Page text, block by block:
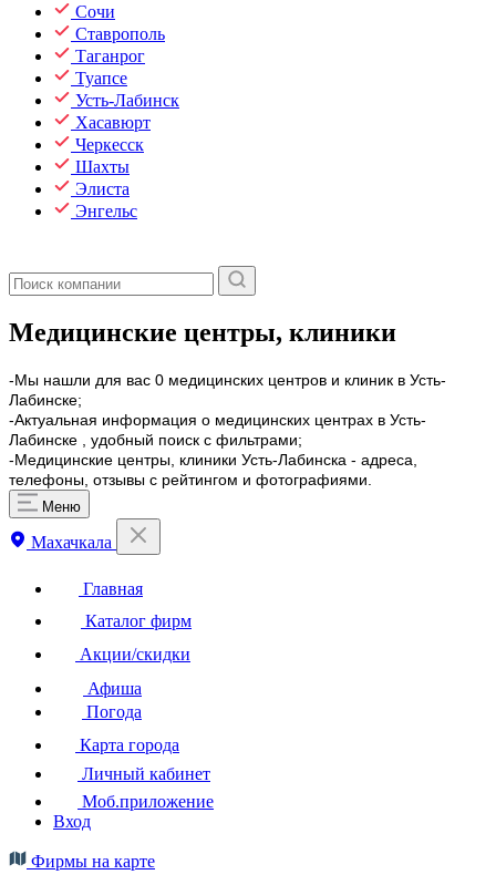
Сочи
Ставрополь
Таганрог
Туапсе
Усть-Лабинск
Хасавюрт
Черкесск
Шахты
Элиста
Энгельс
Медицинские центры, клиники
-Мы нашли для вас 0 медицинских центров и клиник в Усть-
Лабинске;
-Актуальная информация о медицинских центрах в Усть-
Лабинске , удобный поиск с фильтрами;
-Медицинские центры, клиники Усть-Лабинска - адреса,
телефоны, отзывы с рейтингом и фотографиями.
Меню
Махачкала
Главная
Каталог фирм
Акции/скидки
Афиша
Погода
Карта города
Личный кабинет
Моб.приложение
Вход
Фирмы на карте